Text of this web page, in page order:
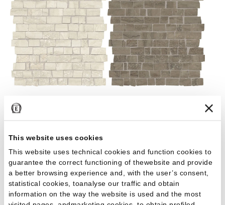
This website uses cookies
This website uses technical cookies and function cookies to
guarantee the correct functioning of thewebsite and provide
a better browsing experience and, with the user’s consent,
statistical cookies, toanalyse our traffic and obtain
information on the way the website is used and the most
30X30